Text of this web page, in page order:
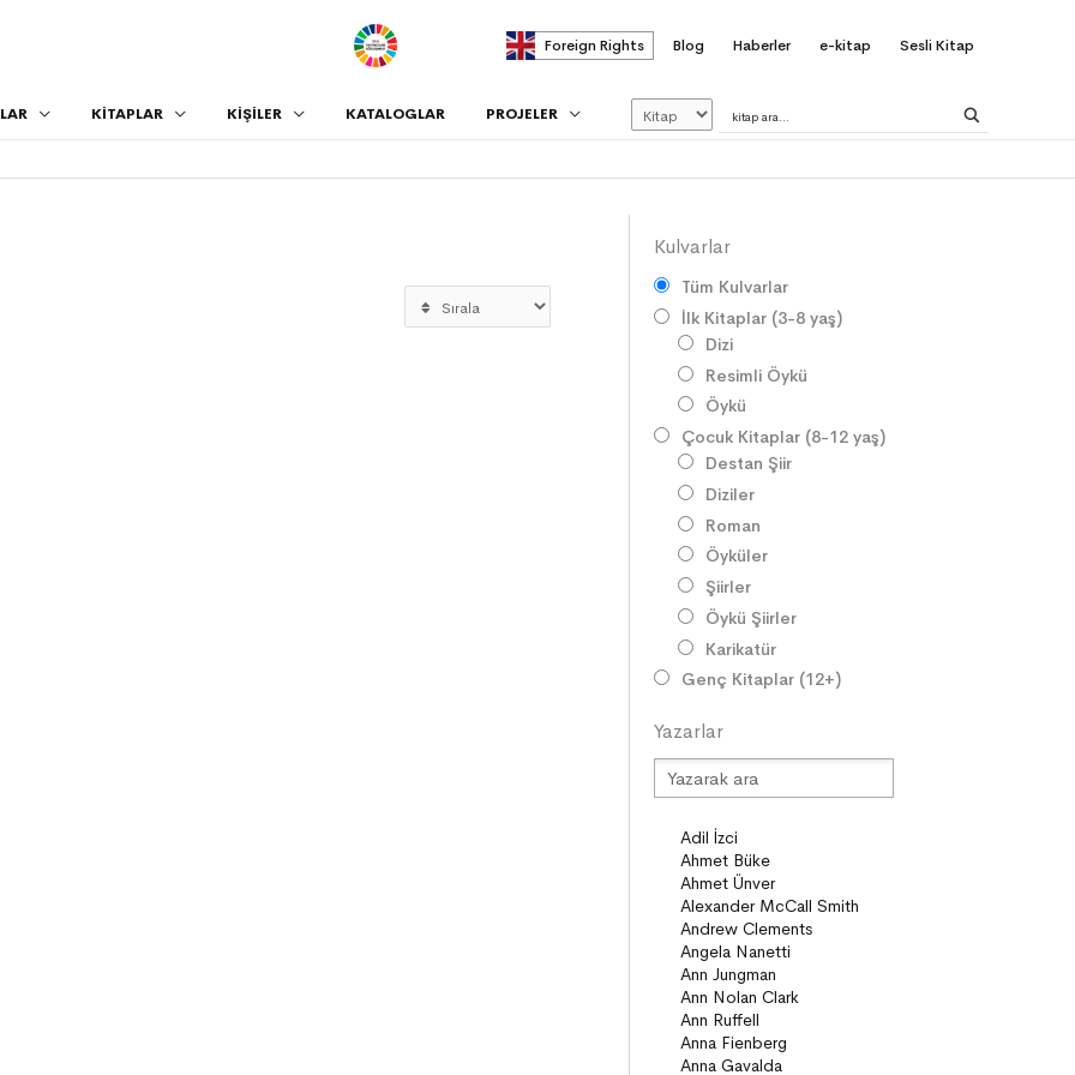
. Foreign Rights Blog Haberler e-kitap Sesli Kitap
KİTAPLAR KİŞİLER KATALOGLAR PROJELER
Kulvarlar
Tüm Kulvarlar
İlk Kitaplar (3-8 yaş)
Dizi
Resimli Öykü
Öykü
Çocuk Kitaplar (8-12 yaş)
Destan Şiir
Diziler
Roman
Öyküler
Şiirler
Öykü Şiirler
Karikatür
Genç Kitaplar (12+)
Diziler
Öyküler
Şiirler
Deneme
Anlatı
Seçki
Köprü Kitaplar (10+)
Roman
Öyküler
Anlatı
ON8 (15+)
Roman
Yazarlar